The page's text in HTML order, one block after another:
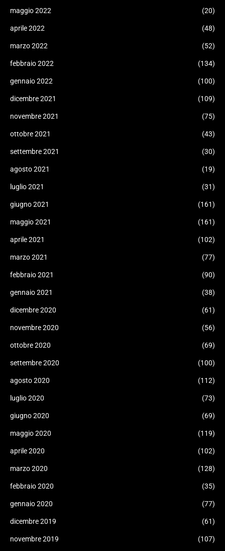
maggio 2022 (20)
aprile 2022 (48)
marzo 2022 (52)
febbraio 2022 (134)
gennaio 2022 (100)
dicembre 2021 (109)
novembre 2021 (75)
ottobre 2021 (43)
settembre 2021 (30)
agosto 2021 (19)
luglio 2021 (31)
giugno 2021 (161)
maggio 2021 (161)
aprile 2021 (102)
marzo 2021 (77)
febbraio 2021 (90)
gennaio 2021 (38)
dicembre 2020 (61)
novembre 2020 (56)
ottobre 2020 (69)
settembre 2020 (100)
agosto 2020 (112)
luglio 2020 (73)
giugno 2020 (69)
maggio 2020 (119)
aprile 2020 (102)
marzo 2020 (128)
febbraio 2020 (35)
gennaio 2020 (77)
dicembre 2019 (61)
novembre 2019 (107)